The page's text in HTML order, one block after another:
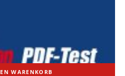
WARENKORB